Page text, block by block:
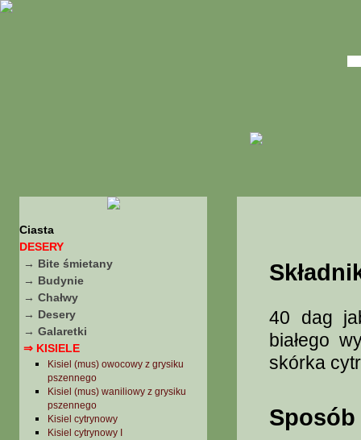
Ciasta
DESERY
→ Bite śmietany
→ Budynie
→ Chałwy
→ Desery
→ Galaretki
⇒ KISIELE
Kisiel (mus) owocowy z grysiku
pszennego
Kisiel (mus) waniliowy z grysiku
pszennego
Kisiel cytrynowy
Kisiel cytrynowy I
40 dag
białego
skórka